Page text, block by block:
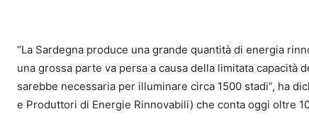
“La Sardegna produce una grande quantità di energia
una grossa parte va persa a causa della limitata capacità
sarebbe necessaria per illuminare circa 1500 stadi”, ha
e Produttori di Energie Rinnovabili) che conta oggi oltre